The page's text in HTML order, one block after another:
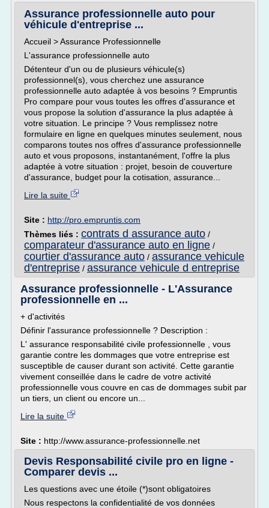
Assurance professionnelle auto pour
véhicule d'entreprise ...
Accueil > Assurance Professionnelle
L'assurance professionnelle auto
Détenteur d'un ou de plusieurs véhicule(s)
professionnel(s), vous cherchez une assurance
professionnelle auto adaptée à vos besoins ? Empruntis
Pro compare pour vous toutes les offres d'assurance et
vous propose la solution d'assurance la plus adaptée à
votre situation. Le principe ? Vous remplissez notre
formulaire en ligne en quelques minutes seulement, nous
comparons toutes nos offres d'assurance professionnelle
auto et vous proposons, instantanément, l'offre la plus
adaptée à votre situation : projet, besoin de couverture
d'assurance, budget pour la cotisation, assurance...
Lire la suite
Site : http://pro.empruntis.com
Thèmes liés : contrats d assurance auto /
comparateur d'assurance auto en ligne /
courtier d'assurance auto / assurance vehicule
d'entreprise / assurance vehicule d entreprise
Assurance professionnelle - L'Assurance
professionnelle en ...
+ d'activités
Définir l'assurance professionnelle ? Description :
L' assurance responsabilité civile professionnelle , vous
garantie contre les dommages que votre entreprise est
susceptible de causer durant son activité. Cette garantie
vivement conseillée dans le cadre de votre activité
professionnelle vous couvre en cas de dommages subit par
un tiers, un client ou encore un...
Lire la suite
Site : http://www.assurance-professionnelle.net
Devis Responsabilité civile pro en ligne -
Comparer devis ...
Les questions avec une étoile (*)sont obligatoires
Nous respectons la confidentialité de vos données